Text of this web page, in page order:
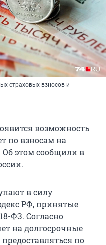
страховых взносов и
возможность
по взносам на
Об этом сообщили в
в силу
РФ, принятые
ФЗ. Согласно
на долгосрочные
по